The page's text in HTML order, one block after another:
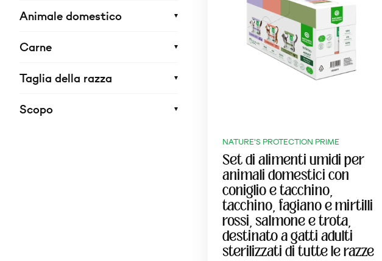
Animale domestico
Carne
Taglia della razza
Scopo
NATURE'S PROTECTION PRIME
Set di alimenti umidi per
animali domestici con
coniglio e tacchino,
tacchino, fagiano e mirtilli
rossi, salmone e trota,
destinato a gatti adulti
sterilizzati di tutte le razze